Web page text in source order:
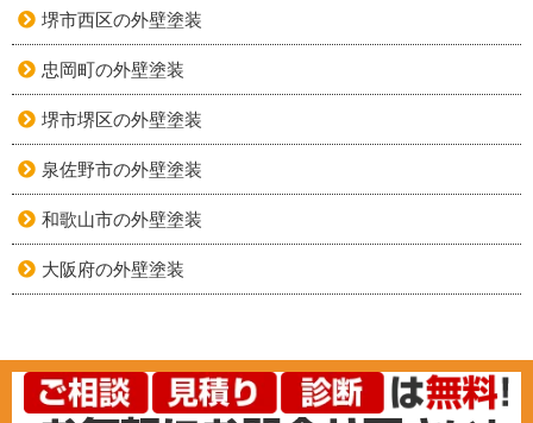
堺市西区の外壁塗装
忠岡町の外壁塗装
堺市堺区の外壁塗装
泉佐野市の外壁塗装
和歌山市の外壁塗装
大阪府の外壁塗装